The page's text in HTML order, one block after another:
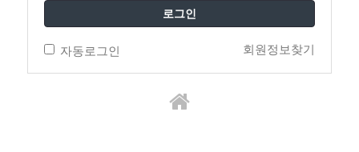
로그인
자동로그인 회원정보찾기